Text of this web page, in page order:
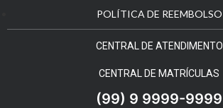
POLÍTICA DE REEMBOLSO
CENTRAL DE ATENDIMENTO
CENTRAL DE MATRÍCULAS
(99) 9 9999-9999